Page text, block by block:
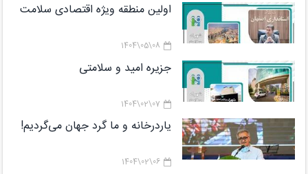
اولین منطقه ویژه اقتصادی سلامت
08\05\1404
جزیره امید و سلامتی
07\02\1404
یاردرخانه و ما گرد جهان می‌گردیم!
06\02\1404